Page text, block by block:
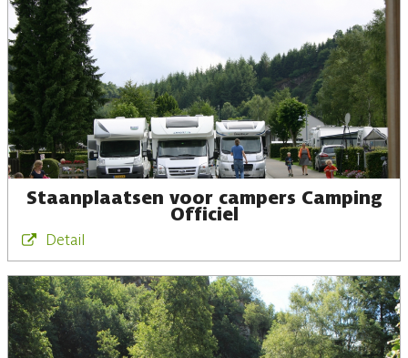
Staanplaatsen voor campers Camping
Officiel
Detail